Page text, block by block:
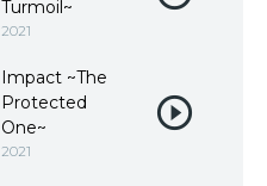
Turmoil~
2021
Impact ~The
Protected
One~
2021